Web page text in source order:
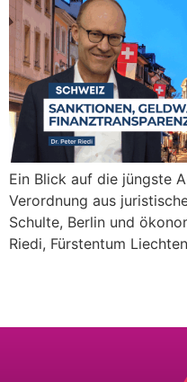
Ein Blick auf die jüngste
Verordnung aus
Schulte, Berlin und
Riedi, Fürstentum